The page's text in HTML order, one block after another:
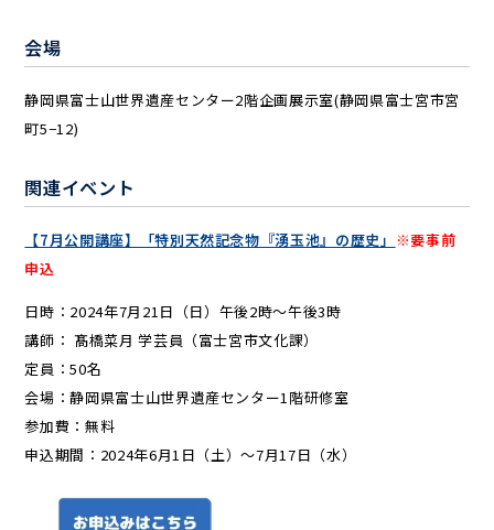
会場
静岡県富士山世界遺産センター2階企画展示室(静岡県富士宮市宮
町5−12)
関連イベント
【7月公開講座】「特別天然記念物『湧玉池』の歴史」 ※要事前
申込
日時：2024年7月21日（日）午後2時～午後3時
講師： 髙橋菜月 学芸員（富士宮市文化課）
定員：50名
会場：静岡県富士山世界遺産センター1階研修室
参加費：無料
申込期間：2024年6月1日（土）～7月17日（水）